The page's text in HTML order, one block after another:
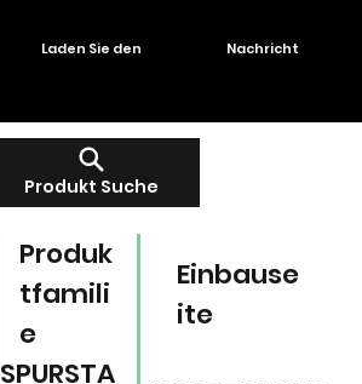
Produkt Suche
Laden Sie den Nachricht
Einbause
ite
Produk
tfamili
e
SPURSTA